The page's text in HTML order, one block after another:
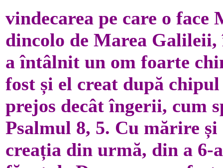
vindecarea pe care o
dincolo de Marea
a întâlnit un om foarte
fost și el creat după
prejos decât îngerii, cum
Psalmul 8, 5. Cu mărire
creația din urmă, din a 6-